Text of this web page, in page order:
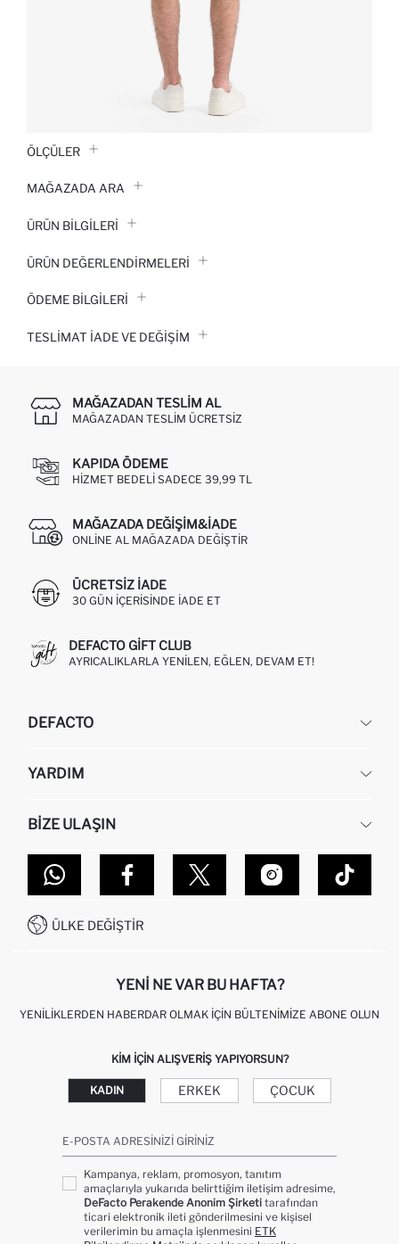
ÖLÇÜLER
MAĞAZADA ARA
ÜRÜN BILGILERI
ÜRÜN DEĞERLENDİRMELERİ
ÖDEME BİLGİLERİ
TESLIMAT İADE VE DEĞIŞIM
MAĞAZADAN TESLIM AL
MAĞAZADAN TESLIM ÜCRETSIZ
KAPIDA ÖDEME
HIZMET BEDELI SADECE 39,99 TL
MAĞAZADA DEĞIŞIM&İADE
ONLINE AL MAĞAZADA DEĞIŞTIR
ÜCRETSIZ IADE
30 GÜN IÇERISINDE IADE ET
DEFACTO GIFT CLUB
AYRICALIKLARLA YENILEN, EĞLEN, DEVAM ET!
DEFACTO
HAKKIMIZDA
KURUMSAL SATIŞ
DEFACTO TEKNOLOJI
SITEMAP
YARDIM
SIPARIŞIMI NASIL TAKIP EDERIM?
NASIL İADE EDERIM?
GIFT CLUB SIKÇA SORULAN SORULAR
İŞLEM REHBERI
KAMPANYALAR
BIZE ULAŞIN
MAĞAZALARIMIZ
İLETIŞIM FORMU
0850 333 22 86
ÜLKE DEĞIŞTIR
YENI NE VAR BU HAFTA?
YENILIKLERDEN HABERDAR OLMAK İÇIN BÜLTENIMIZE ABONE OLUN
KIM IÇIN ALIŞVERIŞ YAPIYORSUN?
KADIN ERKEK ÇOCUK
E-POSTA ADRESINIZI GIRINIZ
Kampanya, reklam, promosyon, tanıtım
amaçlarıyla yukarıda belirttiğim iletişim adresime,
DeFacto Perakende Anonim Şirketi tarafından
ticari elektronik ileti gönderilmesini ve kişisel
verilerimin bu amaçla işlenmesini ETK